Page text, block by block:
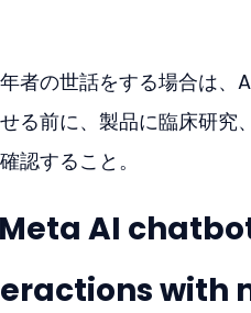
の世話をする場合は、
る前に、製品に臨床研
認すること。
AI
with